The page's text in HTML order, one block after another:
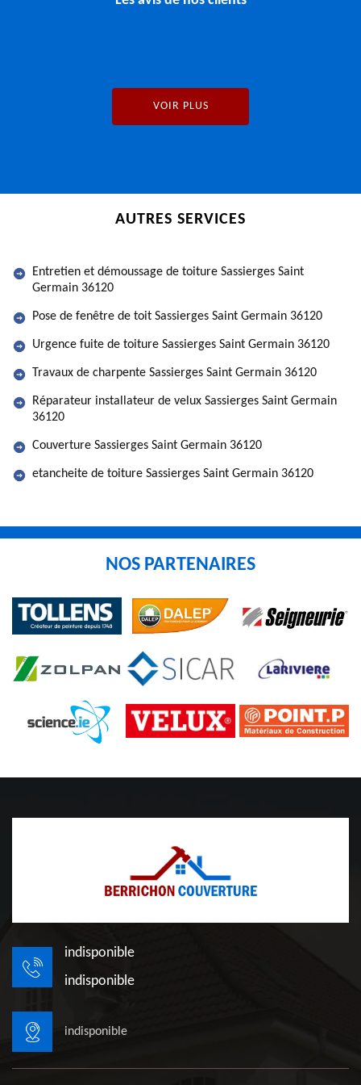
VOIR PLUS
AUTRES SERVICES
Entretien et démoussage de toiture Sassierges Saint
Germain 36120
Pose de fenêtre de toit Sassierges Saint Germain 36120
Urgence fuite de toiture Sassierges Saint Germain 36120
Travaux de charpente Sassierges Saint Germain 36120
Réparateur installateur de velux Sassierges Saint Germain
36120
Couverture Sassierges Saint Germain 36120
etancheite de toiture Sassierges Saint Germain 36120
NOS PARTENAIRES
indisponible
indisponible
indisponible